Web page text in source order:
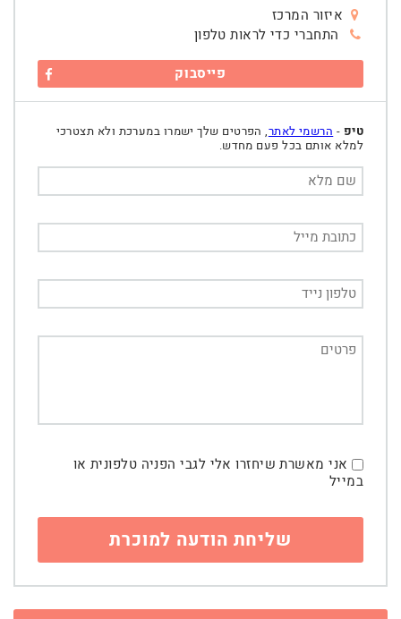
איזור המרכז
התחברי כדי לראות טלפון
פייסבוק
טיפ - הרשמי לאתר, הפרטים שלך ישמרו במערכת ולא תצטרכי
למלא אותם בכל פעם מחדש.
אני מאשרת שיחזרו אלי לגבי הפניה טלפונית או
במייל